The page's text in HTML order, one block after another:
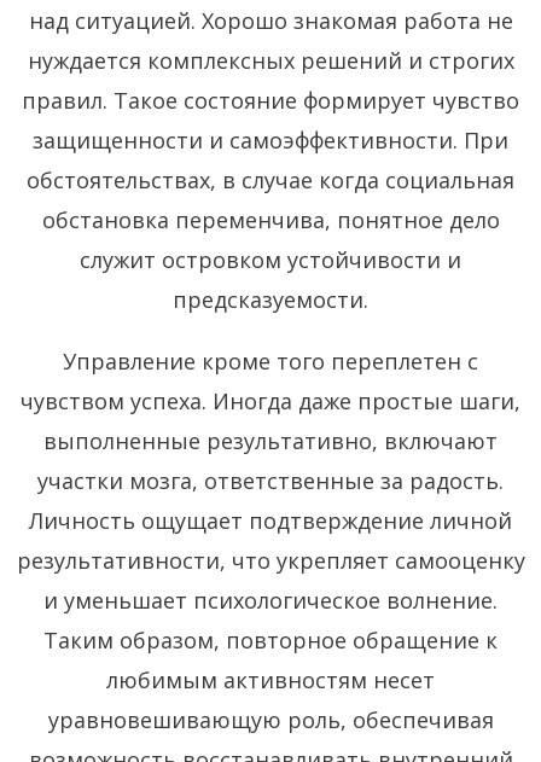
над ситуацией. Хорошо знакомая работа не
нуждается комплексных решений и строгих
правил. Такое состояние формирует чувство
защищенности и самоэффективности. При
обстоятельствах, в случае когда социальная
обстановка переменчива, понятное дело
служит островком устойчивости и
предсказуемости.
Управление кроме того переплетен с
чувством успеха. Иногда даже простые шаги,
выполненные результативно, включают
участки мозга, ответственные за радость.
Личность ощущает подтверждение личной
результативности, что укрепляет самооценку
и уменьшает психологическое волнение.
Таким образом, повторное обращение к
любимым активностям несет
уравновешивающую роль, обеспечивая